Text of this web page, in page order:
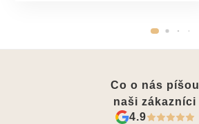
Co o nás píšou
naši zákazníci
4.9